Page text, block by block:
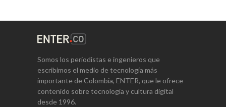
Somos los periodistas e ingenieros que
escribimos el medio de tecnología más
importante de Colombia, ENTER, que le ofrece
contenido sobre tecnología y cultura digital
desde 1996.